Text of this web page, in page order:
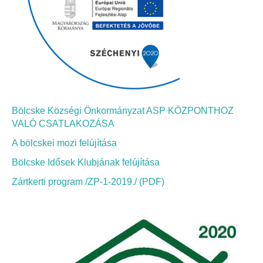
Bölcskei Néptánc Egyesület
Bölcskei Polgárőrség
Bölcskei Klímakör
HIVATAL
Szervezeti felépítés
Dokumentumok
Bölcske Községi Önkormányzat ASP KÖZPONTHOZ
VALÓ CSATLAKOZÁSA
A bölcskei mozi felújítása
Bölcske Idősek Klubjának felújítása
Zártkerti program /ZP-1-2019./ (PDF)